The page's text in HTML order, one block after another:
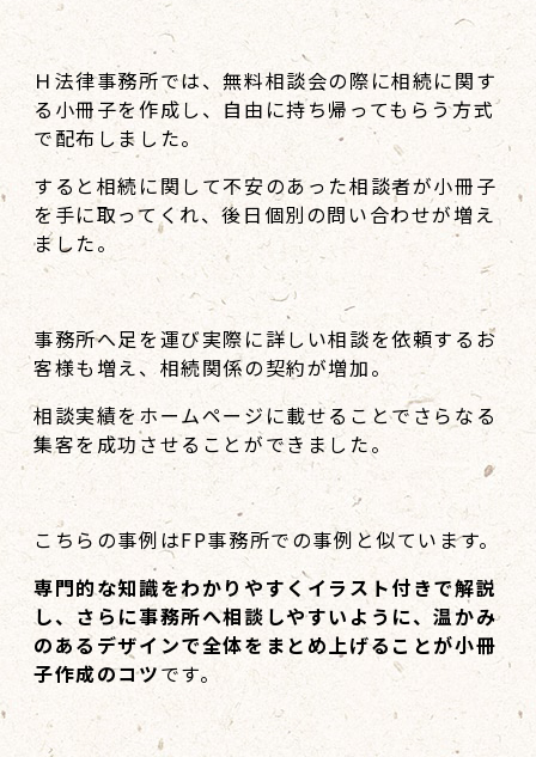
Ｈ法律事務所では、無料相談会の際に相続に関す
る小冊子を作成し、自由に持ち帰ってもらう方式
で配布しました。
すると相続に関して不安のあった相談者が小冊子
を手に取ってくれ、後日個別の問い合わせが増え
ました。
事務所へ足を運び実際に詳しい相談を依頼するお
客様も増え、相続関係の契約が増加。
相談実績をホームページに載せることでさらなる
集客を成功させることができました。
こちらの事例はFP事務所での事例と似ています。
専門的な知識をわかりやすくイラスト付きで解説
し、さらに事務所へ相談しやすいように、温かみ
のあるデザインで全体をまとめ上げることが小冊
子作成のコツです。